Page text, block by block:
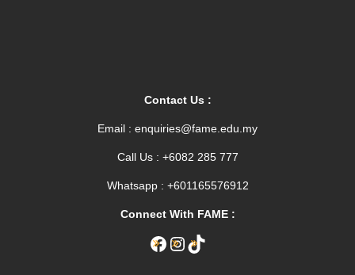
Contact Us :
Email : enquiries@fame.edu.my
Call Us : +6082 285 777
Whatsapp : +601165576912
Connect With FAME :
Facebook Instagram TikTok